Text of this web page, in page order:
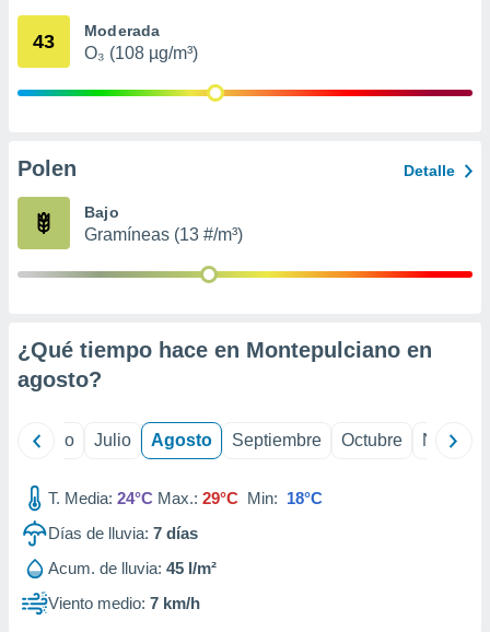
mediante
publicidad
de
43 Moderada
O₃ (108 µg/m³)
Polen Detalle
Bajo
Gramíneas (13 #/m³)
¿Qué tiempo hace en Montepulciano en
agosto?
Junio Julio Agosto Septiembre Octubre
T. Media: 24°C Max.: 29°C Min: 18°C
Días de lluvia: 7 días
Acum. de lluvia: 45 l/m²
Viento medio: 7 km/h